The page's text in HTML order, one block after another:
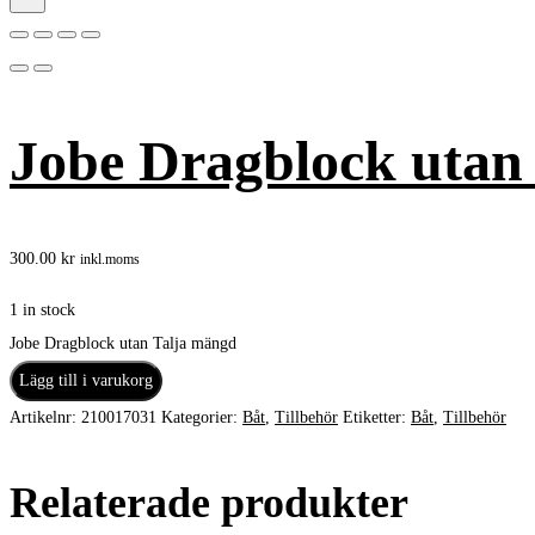
Jobe Dragblock
300.00 kr inkl.moms
1 in stock
Jobe Dragblock utan Talja mängd
Lägg till i varukorg
Artikelnr: 210017031 Kategorier: Båt, Tillbehör Etiketter: Båt, Tillbehör
Relaterade produkter